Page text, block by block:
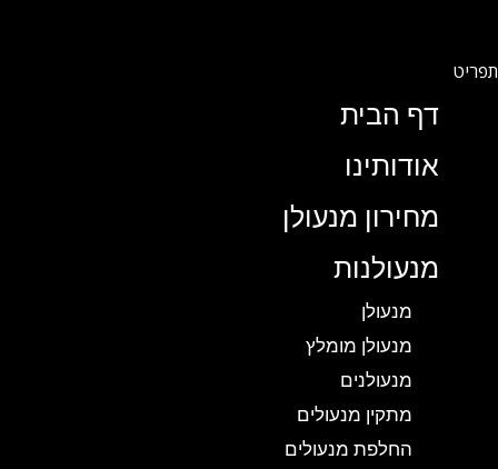
דף הבית
אודותינו
מחירון מנעולן
מנעולנות
מנעולן
מנעולן מומלץ
מנעולנים
מתקין מנעולים
החלפת מנעולים